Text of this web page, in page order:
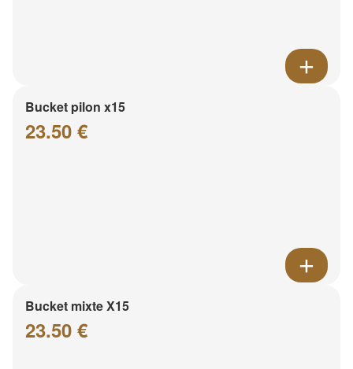
Bucket pilon x15
23.50 €
Bucket mixte X15
23.50 €